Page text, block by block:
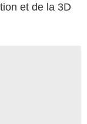
et de la 3D